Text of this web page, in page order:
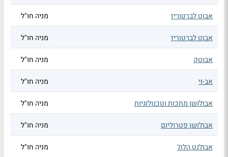
אבוט לברטוריז מניה חו"ל
אבוט לברטוריז מניה חו"ל
אבוטק מניה חו"ל
אב-וי מניה חו"ל
אבולושן מתכות וטכנולוגיות מניה חו"ל
אבולושן פטרוליום מניה חו"ל
אבולנט הלת' מניה חו"ל